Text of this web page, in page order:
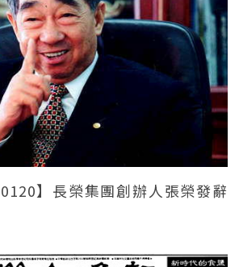
0120】長榮集團創辦人張榮發辭